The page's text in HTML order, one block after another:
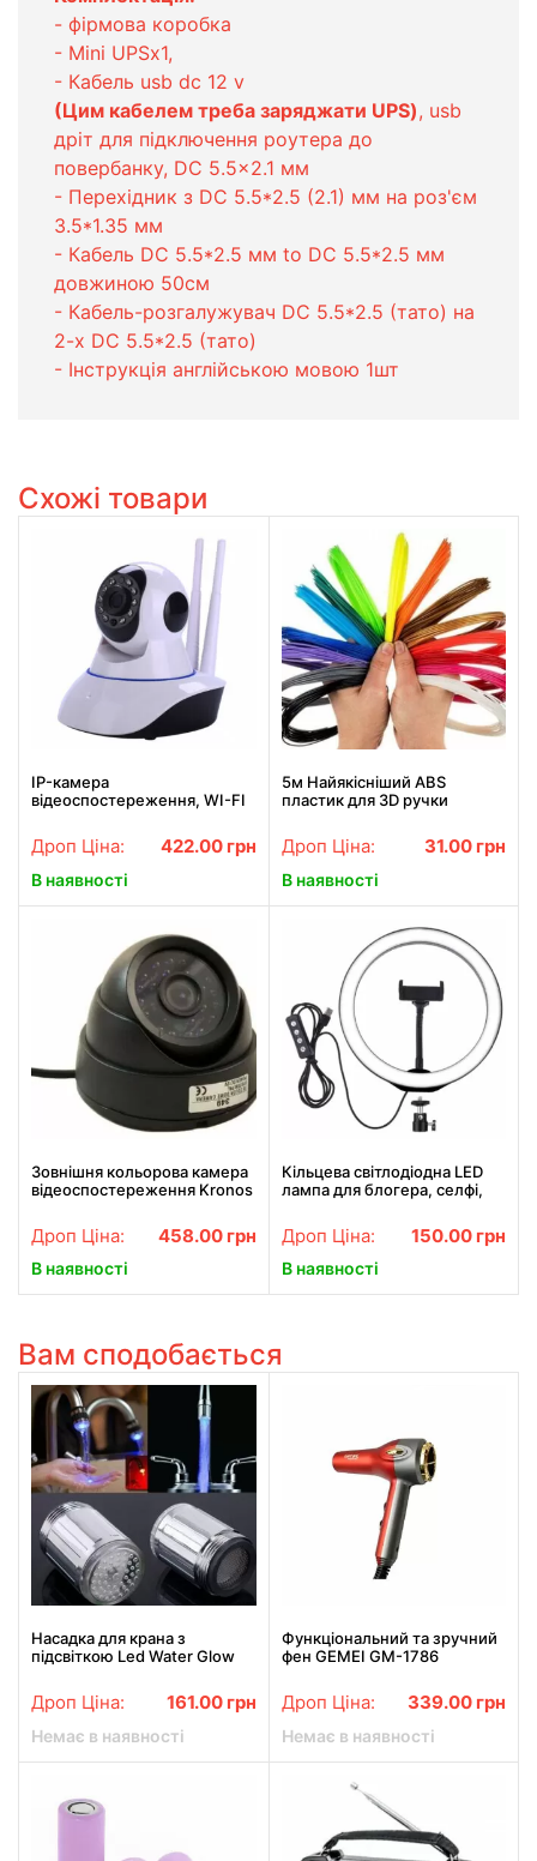
- фірмова коробка
- Mini UPSx1,
- Кабель usb dc 12 v
(Цим кабелем треба заряджати UPS), usb
дріт для підключення роутера до
повербанку, DC 5.5×2.1 мм
- Перехідник з DC 5.5*2.5 (2.1) мм на роз'єм
3.5*1.35 мм
- Кабель DC 5.5*2.5 мм to DC 5.5*2.5 мм
довжиною 50см
- Кабель-розгалужувач DC 5.5*2.5 (тато) на
2-х DC 5.5*2.5 (тато)
- Інструкція англійською мовою 1шт
Схожі товари
IP-камера
відеоспостереження, WI-FI
нічне бачення
Дроп Ціна: 422.00 грн
В наявності
5м Найякісніший ABS
пластик для 3D ручки
Дроп Ціна: 31.00 грн
В наявності
Зовнішня кольорова камера
відеоспостереження Kronos
Дроп Ціна: 458.00 грн
В наявності
Кільцева світлодіодна LED
лампа для блогера, селфі,
см Ring
Дроп Ціна: 150.00 грн
В наявності
Вам сподобається
Насадка для крана з
підсвіткою Led Water Glow
Дроп Ціна: 161.00 грн
Немає в наявності
Функціональний та зручний
фен GEMEI GM-1786
Дроп Ціна: 339.00 грн
Немає в наявності